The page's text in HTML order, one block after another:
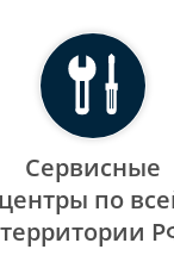
Сервисные
центры по
территории